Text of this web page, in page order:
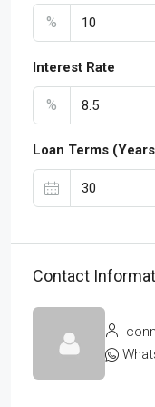
%
Interest Rate
%
Loan Terms
Contact